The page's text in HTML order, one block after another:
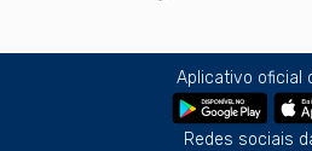
Aplicativo oficial
Redes sociais